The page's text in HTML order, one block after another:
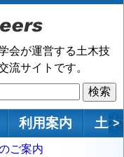
会が運営する土木技
流サイトです。
利用案内 土 >
ご案内